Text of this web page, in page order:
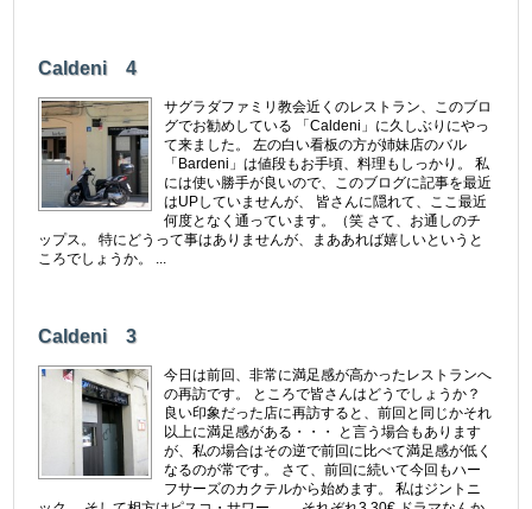
Caldeni 4
サグラダファミリ教会近くのレストラン、このブロ
グでお勧めしている 「Caldeni」に久しぶりにやっ
て来ました。 左の白い看板の方が姉妹店のバル
「Bardeni」は値段もお手頃、料理もしっかり。 私
には使い勝手が良いので、このブログに記事を最近
はUPしていませんが、 皆さんに隠れて、ここ最近
何度となく通っています。（笑 さて、お通しのチ
ップス。 特にどうって事はありませんが、まああれば嬉しいというと
ころでしょうか。 ...
Caldeni 3
今日は前回、非常に満足感が高かったレストランへ
の再訪です。 ところで皆さんはどうでしょうか？
良い印象だった店に再訪すると、前回と同じかそれ
以上に満足感がある・・・ と言う場合もあります
が、私の場合はその逆で前回に比べて満足感が低く
なるのが常です。 さて、前回に続いて今回もハー
フサーズのカクテルから始めます。 私はジントニ